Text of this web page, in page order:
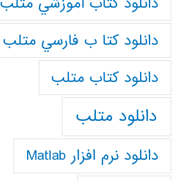
دانلود كتا ب فارسي متلب
دانلود كتاب متلب
دانلود متلب
دانلود نرم افزار Matlab